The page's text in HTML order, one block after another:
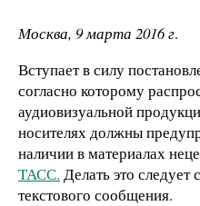
Москва, 9 марта 2016 г.
Вступает в силу
согласно которому
аудиовизуальной
носителях должны
наличии в материалах
ТАСС. Делать это
текстового сообщения.